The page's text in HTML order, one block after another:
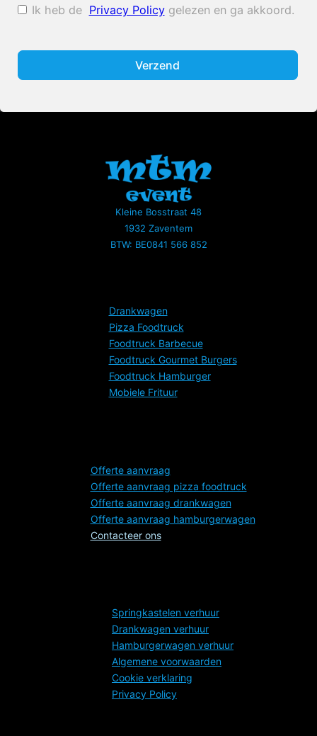
Ik heb de Privacy Policygelezen en ga akkoord.
Verzend
Kleine Bosstraat 48
1932 Zaventem
BTW: BE0841 566 852
Drankwagen
Pizza Foodtruck
Foodtruck Barbecue
Foodtruck Gourmet Burgers
Foodtruck Hamburger
Mobiele Frituur
Offerte aanvraag
Offerte aanvraag pizza foodtruck
Offerte aanvraag drankwagen
Offerte aanvraag hamburgerwagen
Contacteer ons
Springkastelen verhuur
Drankwagen verhuur
Hamburgerwagen verhuur
Algemene voorwaarden
Cookie verklaring
Privacy Policy